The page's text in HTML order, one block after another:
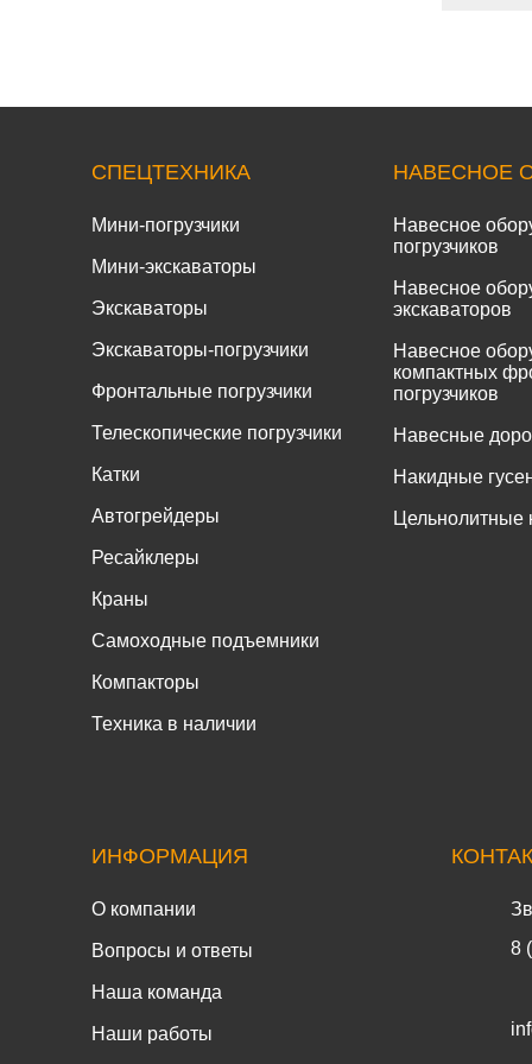
СПЕЦТЕХНИКА
Мини-погрузчики
Мини-экскаваторы
Экскаваторы
Экскаваторы-погрузчики
Фронтальные погрузчики
Телескопические погрузчики
Катки
Автогрейдеры
Ресайклеры
Краны
Самоходные подъемники
Компакторы
Техника в наличии
НАВЕСНОЕ
Навесное
погрузчиков
Навесное
экскаваторов
Навесное
компактных
погрузчиков
Навесные
Накидные
Цельнолитные
ИНФОРМАЦИЯ
О компании
Вопросы и ответы
Наша команда
Наши работы
8